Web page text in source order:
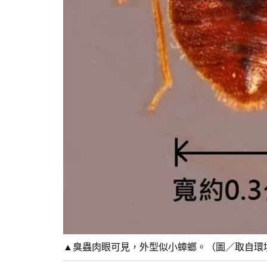
▲臭蟲肉眼可見，外型似小蟑螂。（圖／取自環